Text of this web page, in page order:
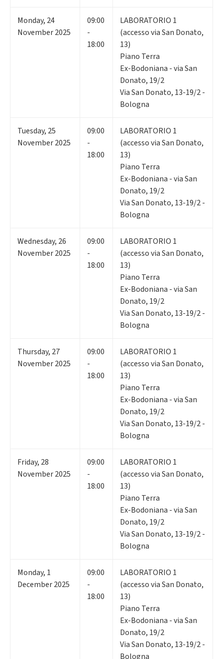
Monday, 24
November 2025
09:00
-
18:00
LABORATORIO 1
(accesso via San Donato,
13)
Piano Terra
Ex-Bodoniana - via San
Donato, 19/2
Via San Donato, 13-19/2 -
Bologna
Tuesday, 25
November 2025
09:00
-
18:00
LABORATORIO 1
(accesso via San Donato,
13)
Piano Terra
Ex-Bodoniana - via San
Donato, 19/2
Via San Donato, 13-19/2 -
Bologna
Wednesday, 26
November 2025
09:00
-
18:00
LABORATORIO 1
(accesso via San Donato,
13)
Piano Terra
Ex-Bodoniana - via San
Donato, 19/2
Via San Donato, 13-19/2 -
Bologna
Thursday, 27
November 2025
09:00
-
18:00
LABORATORIO 1
(accesso via San Donato,
13)
Piano Terra
Ex-Bodoniana - via San
Donato, 19/2
Via San Donato, 13-19/2 -
Bologna
Friday, 28
November 2025
09:00
-
18:00
LABORATORIO 1
(accesso via San Donato,
13)
Piano Terra
Ex-Bodoniana - via San
Donato, 19/2
Via San Donato, 13-19/2 -
Bologna
Monday, 1
December 2025
09:00
-
18:00
LABORATORIO 1
(accesso via San Donato,
13)
Piano Terra
Ex-Bodoniana - via San
Donato, 19/2
Via San Donato, 13-19/2 -
Bologna